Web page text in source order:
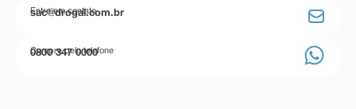
Entre em contato
sac@drogal.com.br
Compre pelo telefone
0800 347 0000